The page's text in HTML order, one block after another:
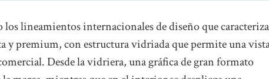
los lineamientos internacionales de diseño que
y premium, con estructura vidriada que permite una
Desde la vidriera, una gráfica de gran formato